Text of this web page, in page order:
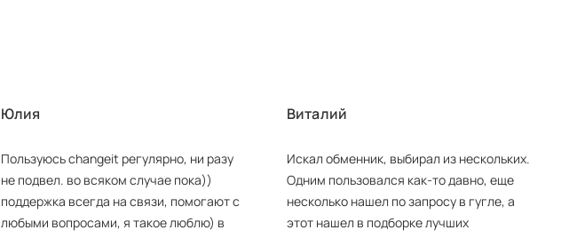
Юлия
Пользуюсь changeit регулярно, ни разу
не подвел. во всяком случае пока))
поддержка всегда на связи, помогают с
любыми вопросами, я такое люблю) в
Виталий
Искал обменник, выбирал из нескольких.
Одним пользовался как-то давно, еще
несколько нашел по запросу в гугле, а
этот нашел в подборке лучших